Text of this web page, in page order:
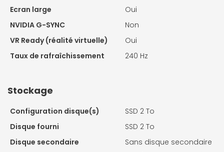
Ecran large
Oui
NVIDIA G-SYNC
Non
VR Ready (réalité virtuelle)
Oui
Taux de rafraîchissement
240 Hz
Stockage
Configuration disque(s)
SSD 2 To
Disque fourni
SSD 2 To
Disque secondaire
Sans disque secondaire